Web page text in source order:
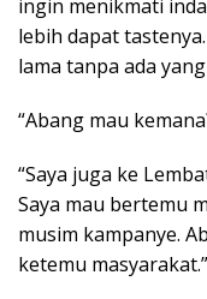
ingin menikmati
lebih dapat
lama tanpa ada
“Abang mau
“Saya juga ke
Saya mau bertemu
musim kampanye.
ketemu masyarakat.”